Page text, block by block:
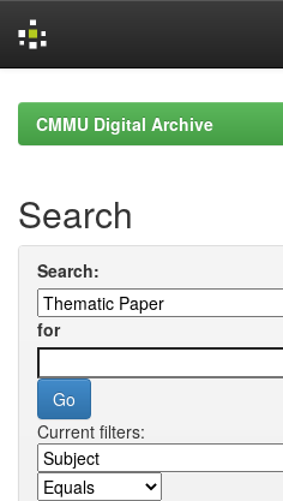
navigationCMMU Digital Archive
Search
Search:
for
Current filters: